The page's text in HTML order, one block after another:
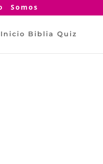
Somos
Inicio Biblia Quiz